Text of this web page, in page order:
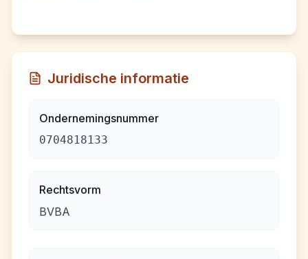
Juridische informatie
Ondernemingsnummer
0704818133
Rechtsvorm
BVBA